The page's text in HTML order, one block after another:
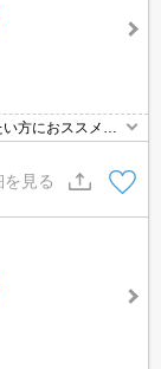
方におススメ☆
ンや追い焚き機
ックで防犯面も
を見る